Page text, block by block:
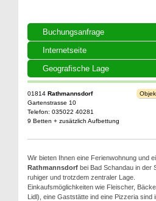
Buchungsanfrage
Internetseite
Geografische Lage
01814 Rathmannsdorf
Gartenstrasse 10
Telefon: 035022 40281
9 Betten + zusätzlich Aufbettung
Wir bieten Ihnen eine Ferienwohnung und
Rathmannsdorf bei Bad Schandau in der
ruhiger und trotzdem zentraler Lage.
Einkaufsmöglichkeiten wie Fleischer,
Lidl), eine Gaststätte ind eine Pizzeria sind